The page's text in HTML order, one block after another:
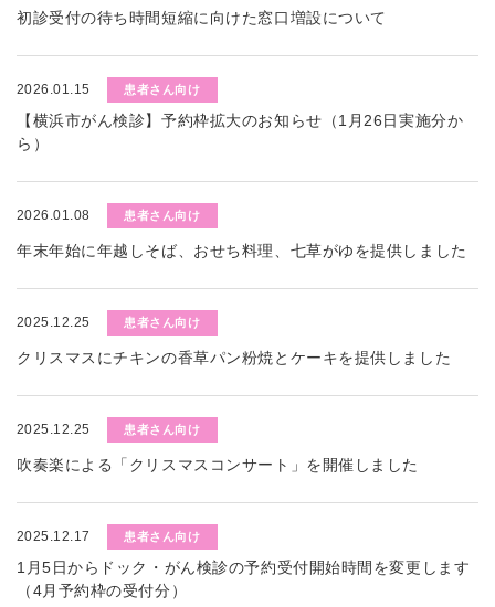
初診受付の待ち時間短縮に向けた窓口増設について
2026.01.15 患者さん向け
【横浜市がん検診】予約枠拡大のお知らせ（1月26日実施分か
ら）
2026.01.08 患者さん向け
年末年始に年越しそば、おせち料理、七草がゆを提供しました
2025.12.25 患者さん向け
クリスマスにチキンの香草パン粉焼とケーキを提供しました
2025.12.25 患者さん向け
吹奏楽による「クリスマスコンサート」を開催しました
2025.12.17 患者さん向け
1月5日からドック・がん検診の予約受付開始時間を変更します
（4月予約枠の受付分）